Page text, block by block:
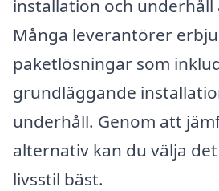
installation och underhåll
Många leverantörer
paketlösningar som
grundläggande
underhåll. Genom att
alternativ kan du välja
livsstil bäst.